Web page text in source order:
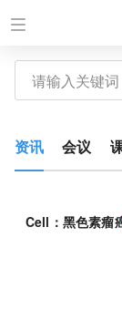
资讯 会议
Cell：黑色素瘤